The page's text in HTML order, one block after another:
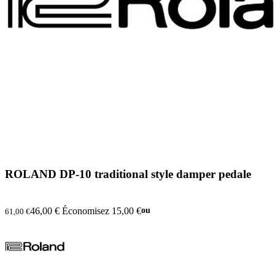
ROLAND DP-10 traditional style damper pedale
61,00 €46,00 € Économisez 15,00 €ou